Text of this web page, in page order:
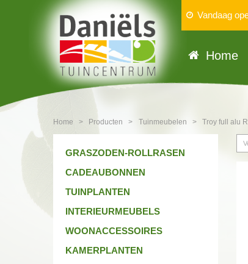
Home > Producten > Tuinmeubelen > Troy full alu
Vandaag
Home
GRASZODEN-ROLLRASEN
CADEAUBONNEN
TUINPLANTEN
INTERIEURMEUBELS
WOONACCESSOIRES
KAMERPLANTEN